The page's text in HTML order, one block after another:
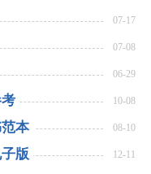
07-17
07-08
06-29
10-08
本
08-10
版 12-11